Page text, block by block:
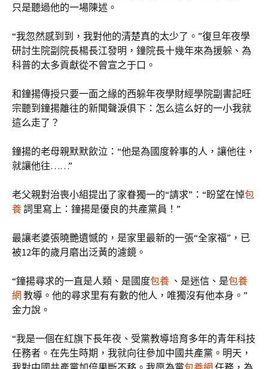
只是聽過他的一場陳述。
“我忽然感到到，我對他的清楚真的太少了。”復旦年夜學
研討生院副院長楊長江發明，鐘院長十幾年來為援躲、為
科普的太多貢獻從不曾宣之于口。
和鐘揚傳授只要一面之緣的西躲年夜學財經學院副書記旺
宗聽到鐘揚離往的新聞聲淚俱下：怎么這么好的一小我就
這么走了？
鐘揚的老母親默默飲泣：“他是為國度幹事的人，讓他往，
就讓他往……”
老父親對治喪小組提出了家眷獨一的“請求”：“盼望在悼包
養詞里寫上：鐘揚是優良的共產黨員！”
最讓老婆張曉艷遺憾的，是家里最新的一張“全家福”，已
被12年的歲月磨出泛黃的濾鏡。
“鐘揚尋求的一直是人類、是國度包養 、是迷信、是包養
網 教導。他的尋求里有有數的他人，唯獨沒有他本身。”
金力說。
“我是一個在紅旗下長年夜、受黨教導培育多年的青年科技
任務者。在先生時期，我就向往參加中國共產黨。明天，